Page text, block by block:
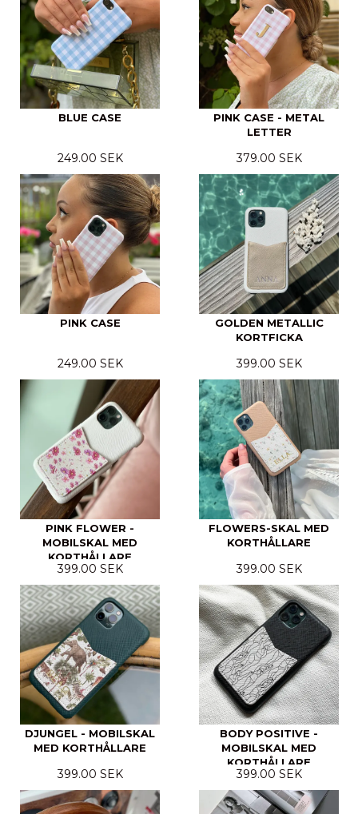
BLUE CASE
249.00 SEK
PINK CASE - METAL
LETTER
379.00 SEK
PINK CASE
249.00 SEK
GOLDEN METALLIC
KORTFICKA
399.00 SEK
PINK FLOWER -
MOBILSKAL MED
KORTHÅLLARE
399.00 SEK
FLOWERS-SKAL MED
KORTHÅLLARE
399.00 SEK
DJUNGEL - MOBILSKAL
MED KORTHÅLLARE
399.00 SEK
BODY POSITIVE -
MOBILSKAL MED
KORTHÅLLARE
399.00 SEK